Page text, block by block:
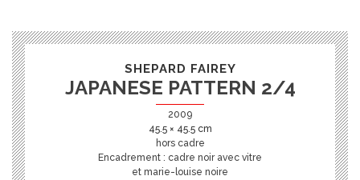
SHEPARD FAIREY
JAPANESE PATTERN 2/4
2009
45.5 × 45.5 cm
hors cadre
Encadrement : cadre noir avec vitre
et marie-louise noire